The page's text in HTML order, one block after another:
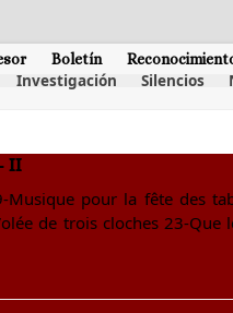
Boletín
Investigación Silencios
II
Musique pour la fête des
de trois cloches 23-Que